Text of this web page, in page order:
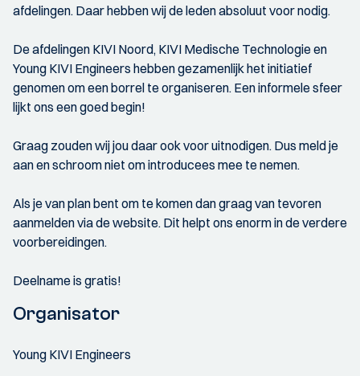
afdelingen. Daar hebben wij de leden absoluut voor nodig.
De afdelingen KIVI Noord, KIVI Medische Technologie en
Young KIVI Engineers hebben gezamenlijk het initiatief
genomen om een borrel te organiseren. Een informele sfeer
lijkt ons een goed begin!
Graag zouden wij jou daar ook voor uitnodigen. Dus meld je
aan en schroom niet om introducees mee te nemen.
Als je van plan bent om te komen dan graag van tevoren
aanmelden via de website. Dit helpt ons enorm in de verdere
voorbereidingen.
Deelname is gratis!
Organisator
Young KIVI Engineers